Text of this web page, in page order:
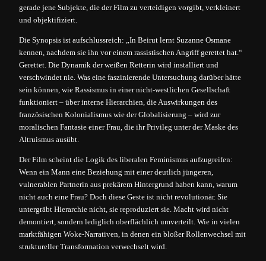
gerade jene Subjekte, die der Film zu verteidigen vorgibt, verkleinert
und objektifiziert.
Die Synopsis ist aufschlussreich: „In Beirut lernt Suzanne Osmane
kennen, nachdem sie ihn vor einem rassistischen Angriff gerettet hat.“
Gerettet. Die Dynamik der weißen Retterin wird installiert und
verschwindet nie. Was eine faszinierende Untersuchung darüber hätte
sein können, wie Rassismus in einer nicht-westlichen Gesellschaft
funktioniert – über interne Hierarchien, die Auswirkungen des
französischen Kolonialismus wie der Globalisierung – wird zur
moralischen Fantasie einer Frau, die ihr Privileg unter der Maske des
Altruismus ausübt.
Der Film scheint die Logik des liberalen Feminismus aufzugreifen:
Wenn ein Mann eine Beziehung mit einer deutlich jüngeren,
vulnerablen Partnerin aus prekärem Hintergrund haben kann, warum
nicht auch eine Frau? Doch diese Geste ist nicht revolutionär. Sie
untergräbt Hierarchie nicht, sie reproduziert sie. Macht wird nicht
demontiert, sondern lediglich oberflächlich umverteilt. Wie in vielen
marktfähigen Woke-Narrativen, in denen ein bloßer Rollenwechsel mit
struktureller Transformation verwechselt wird.